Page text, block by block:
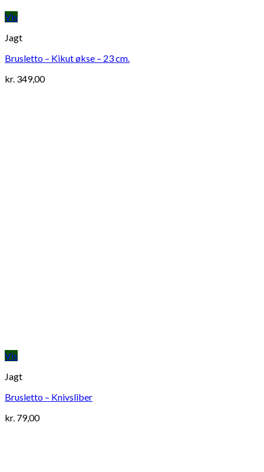
Vis
Jagt
Brusletto – Kikut økse – 23 cm.
kr. 349,00
Vis
Jagt
Brusletto – Knivsliber
kr. 79,00